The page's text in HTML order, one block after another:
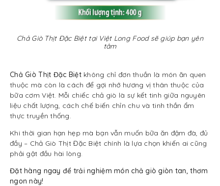
Chả Giò Thịt Đặc Biệt tại Việt Long Food sẽ giúp bạn yên
tâm
Chả Giò Thịt Đặc Biệtkhông chỉ đơn thuần là món ăn quen
thuộc mà còn là cách để gợi nhớ hương vị thân thuộc của
bữa cơm Việt. Mỗi chiếc chả giò là sự kết tinh giữa nguyên
liệu chất lượng, cách chế biến chỉn chu và tinh thần ẩm
thực truyền thống.
Khi thời gian hạn hẹp mà bạn vẫn muốn bữa ăn đậm đà, đủ
đầy – Chả Giò Thịt Đặc Biệt chính là lựa chọn khiến ai cũng
phải gật đầu hài lòng.
Đặt hàng ngay để trải nghiệm món chả giò giòn tan, thơm
ngon này!